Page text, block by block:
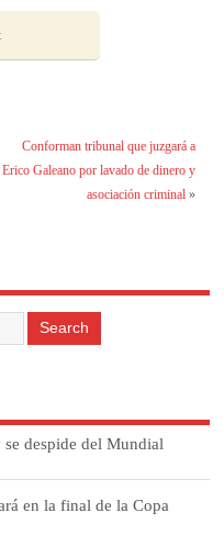
Conforman tribunal que juzgará a
Erico Galeano por lavado de dinero y
asociación criminal»
se despide del Mundial
en la final de la Copa